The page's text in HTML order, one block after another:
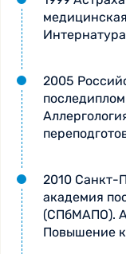
Интернатура
2005
2010 Санкт-
академия
(СПбМАПО).
Повышение